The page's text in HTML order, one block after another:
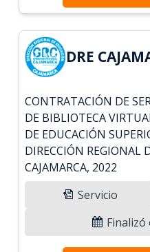
DRE
CONTRATACIÓN DE
DE BIBLIOTECA
DE EDUCACIÓN
DIRECCIÓN REGIONAL
CAJAMARCA, 2022
Servicio
Finalizó